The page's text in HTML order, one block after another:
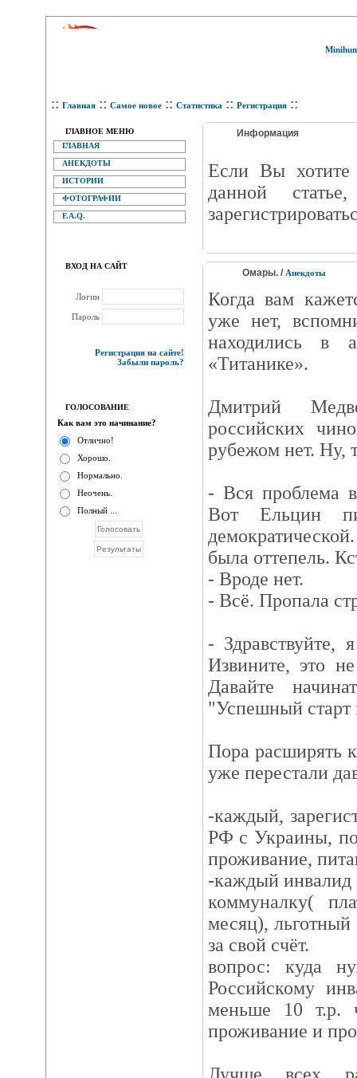
:: Главная :: Самое новое :: Статистика :: Регистрация ::
ГЛАВНОЕ МЕНЮ
ГЛАВНАЯ
АНЕКДОТЫ
ИСТОРИИ
ФОТОГРАФИИ
F.A.Q.
ВХОД НА САЙТ
Логин
Пароль
Регистрация на сайте!
Забыли пароль?
ГОЛОСОВАНИЕ
Как вам это начинание?
Отлично!
Хорошо.
Нормально.
Неочень.
Полный ...
Информация
Eсли Вы хотите
данной
Омары. / Анекдоты
Когда вам
уже нет,
находились в
«Титанике».
Дмитрий
российских
рубежом нет. Ну,
- Вся проблема
Вот Ельцин
была оттепель.
- Вроде нет.
- Всё. Пропала
- Здравствуйте,
Извините, это
Давайте
"Успешный старт
Пора расширять
уже перестали
-каждый,
РФ с Украины,
проживание,
-каждый инвалид
коммуналку(
месяц), льготный
за свой счёт.
вопрос: куда
Российскому
меньше 10 т.р.
проживание и